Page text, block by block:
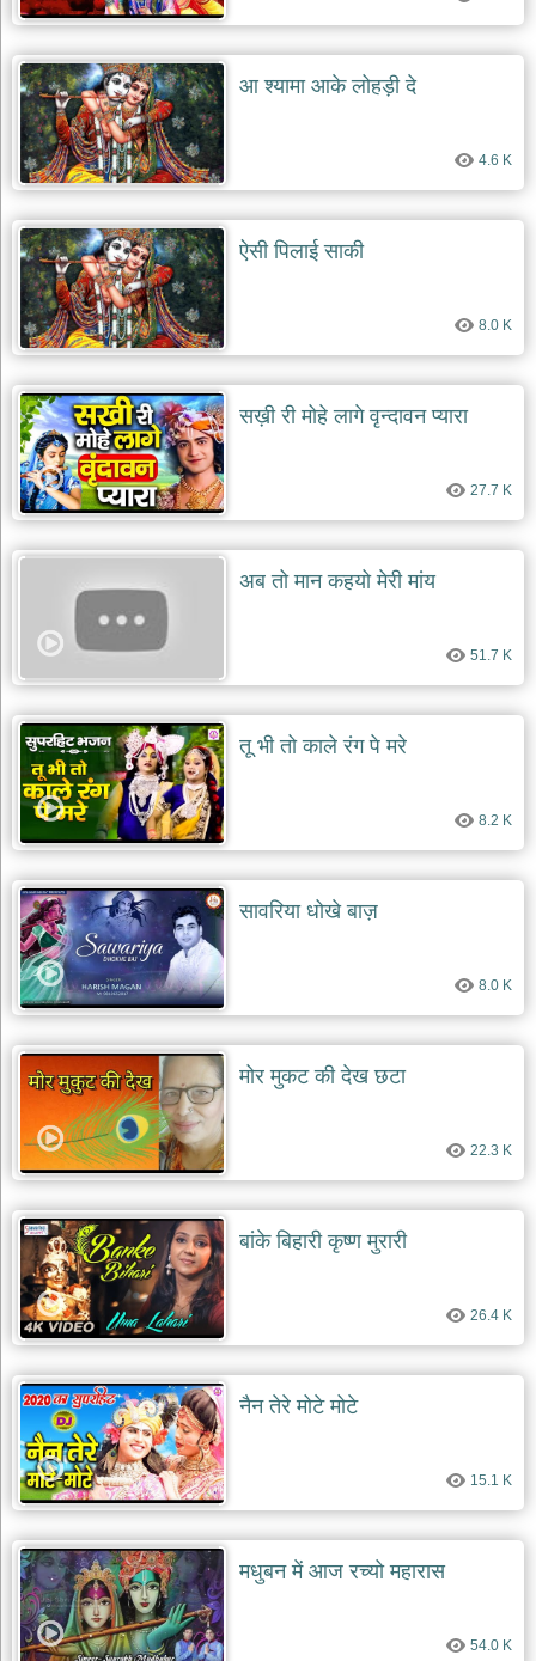
add
bhajans
आ श्यामा आके लोहड़ी दे
4.6 K
ऐसी पिलाई साकी
8.0 K
सख़ी री मोहे लागे वृन्दावन प्यारा
27.7 K
अब तो मान कहयो मेरी मांय
51.7 K
तू भी तो काले रंग पे मरे
8.2 K
सावरिया धोखे बाज़
8.0 K
मोर मुकट की देख छटा
22.3 K
बांके बिहारी कृष्ण मुरारी
26.4 K
नैन तेरे मोटे मोटे
15.1 K
मधुबन में आज रच्यो महारास
54.0 K